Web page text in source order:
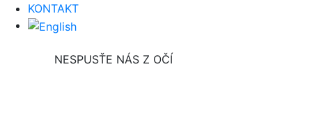
KONTAKT
NESPUSŤE NÁS Z OČÍ